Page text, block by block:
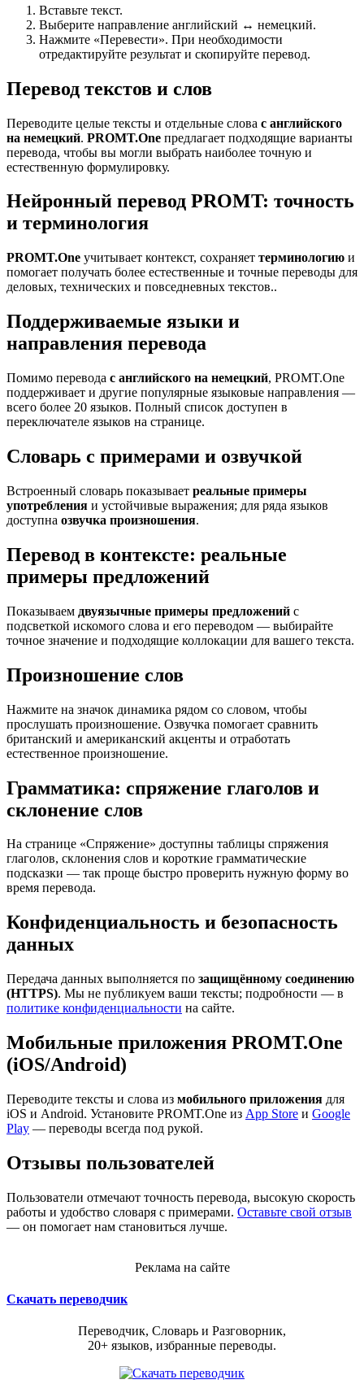
Вставьте текст.
Выберите направление английский ↔ немецкий.
Нажмите «Перевести». При необходимости
отредактируйте результат и скопируйте перевод.
Перевод текстов и слов
Переводите целые тексты и отдельные слова с английского
на немецкий. PROMT.One предлагает подходящие варианты
перевода, чтобы вы могли выбрать наиболее точную и
естественную формулировку.
Нейронный перевод PROMT: точность
и терминология
PROMT.One учитывает контекст, сохраняет терминологию и
помогает получать более естественные и точные переводы для
деловых, технических и повседневных текстов..
Поддерживаемые языки и
направления перевода
Помимо перевода с английского на немецкий, PROMT.One
поддерживает и другие популярные языковые направления —
всего более 20 языков. Полный список доступен в
переключателе языков на странице.
Словарь с примерами и озвучкой
Встроенный словарь показывает реальные примеры
употребления и устойчивые выражения; для ряда языков
доступна озвучка произношения.
Перевод в контексте: реальные
примеры предложений
Показываем двуязычные примеры предложений с
подсветкой искомого слова и его переводом — выбирайте
точное значение и подходящие коллокации для вашего текста.
Произношение слов
Нажмите на значок динамика рядом со словом, чтобы
прослушать произношение. Озвучка помогает сравнить
британский и американский акценты и отработать
естественное произношение.
Грамматика: спряжение глаголов и
склонение слов
На странице «Спряжение» доступны таблицы спряжения
глаголов, склонения слов и короткие грамматические
подсказки — так проще быстро проверить нужную форму во
время перевода.
Конфиденциальность и безопасность
данных
Передача данных выполняется по защищённому соединению
(HTTPS). Мы не публикуем ваши тексты; подробности — в
политике конфиденциальности на сайте.
Мобильные приложения PROMT.One
(iOS/Android)
Переводите тексты и слова из мобильного приложения для
iOS и Android. Установите PROMT.One из App Store и Google
Play — переводы всегда под рукой.
Отзывы пользователей
Пользователи отмечают точность перевода, высокую скорость
работы и удобство словаря с примерами. Оставьте свой отзыв
— он помогает нам становиться лучше.
Реклама на сайте
Скачать переводчик
Переводчик, Словарь и Разговорник,
20+ языков, избранные переводы.